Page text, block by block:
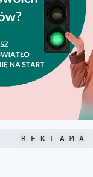
R E K L A M A